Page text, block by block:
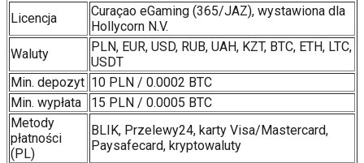
Licencja
Curaçao eGaming (365/JAZ), wystawiona dla
Hollycorn N.V.
Waluty
PLN, EUR, USD, RUB, UAH, KZT, BTC, ETH, LTC,
USDT
Min. depozyt 10 PLN / 0.0002 BTC
Min. wypłata
15 PLN / 0.0005 BTC
Metody
płatności
(PL)
BLIK, Przelewy24, karty Visa/Mastercard,
Paysafecard, kryptowaluty